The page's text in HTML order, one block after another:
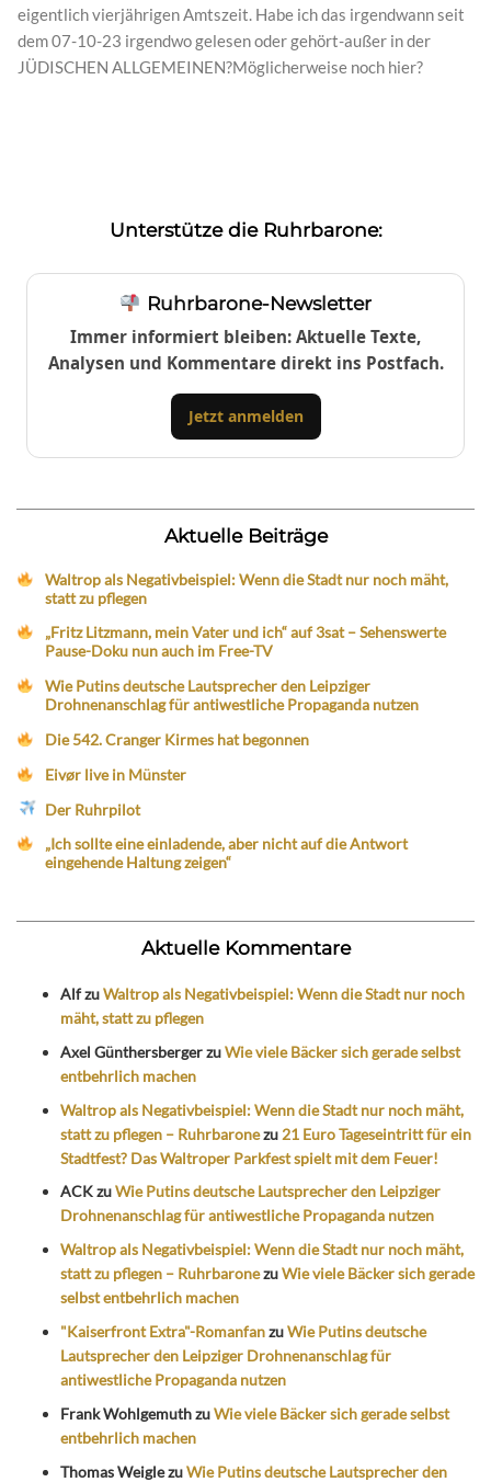
eigentlich vierjährigen Amtszeit. Habe ich das irgendwann seit
dem 07-10-23 irgendwo gelesen oder gehört-außer in der
JÜDISCHEN ALLGEMEINEN?Möglicherweise noch hier?
Unterstütze die Ruhrbarone:
Ruhrbarone-Newsletter
Immer informiert bleiben: Aktuelle Texte,
Analysen und Kommentare direkt ins Postfach.
Jetzt anmelden
Aktuelle Beiträge
Waltrop als Negativbeispiel: Wenn die Stadt nur noch mäht,
statt zu pflegen
„Fritz Litzmann, mein Vater und ich“ auf 3sat – Sehenswerte
Pause-Doku nun auch im Free-TV
Wie Putins deutsche Lautsprecher den Leipziger
Drohnenanschlag für antiwestliche Propaganda nutzen
Die 542. Cranger Kirmes hat begonnen
Eivør live in Münster
Der Ruhrpilot
„Ich sollte eine einladende, aber nicht auf die Antwort
eingehende Haltung zeigen“
Aktuelle Kommentare
AlfzuWaltrop als Negativbeispiel: Wenn die Stadt nur noch
mäht, statt zu pflegen
Axel GünthersbergerzuWie viele Bäcker sich gerade selbst
entbehrlich machen
Waltrop als Negativbeispiel: Wenn die Stadt nur noch mäht,
statt zu pflegen – Ruhrbaronezu 21 Euro Tageseintritt für ein
Stadtfest? Das Waltroper Parkfest spielt mit dem Feuer!
ACKzuWie Putins deutsche Lautsprecher den Leipziger
Drohnenanschlag für antiwestliche Propaganda nutzen
Waltrop als Negativbeispiel: Wenn die Stadt nur noch mäht,
statt zu pflegen – RuhrbaronezuWie viele Bäcker sich gerade
selbst entbehrlich machen
"Kaiserfront Extra"-RomanfanzuWie Putins deutsche
Lautsprecher den Leipziger Drohnenanschlag für
antiwestliche Propaganda nutzen
Frank WohlgemuthzuWie viele Bäcker sich gerade selbst
entbehrlich machen
Thomas WeiglezuWie Putins deutsche Lautsprecher den